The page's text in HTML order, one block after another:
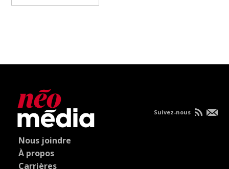
Nous joindre
À propos
Carrières
Suivez-nous